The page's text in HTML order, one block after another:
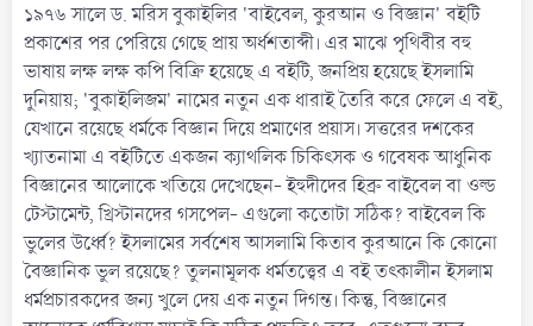
১৯৭৬ সালে ড. মরিস বুকাইলির 'বাইবেল, কুরআন ও বিজ্ঞান' বইটি
প্রকাশের পর পেরিয়ে গেছে প্রায় অর্ধশতাব্দী। এর মাঝে পৃথিবীর বহু
ভাষায় লক্ষ লক্ষ কপি বিক্রি হয়েছে এ বইটি, জনপ্রিয় হয়েছে ইসলামি
দুনিয়ায়; 'বুকাইলিজম' নামের নতুন এক ধারাই তৈরি করে ফেলে এ বই,
যেখানে রয়েছে ধর্মকে বিজ্ঞান দিয়ে প্রমাণের প্রয়াস। সত্তরের দশকের
খ্যাতনামা এ বইটিতে একজন ক্যাথলিক চিকিৎসক ও গবেষক আধুনিক
বিজ্ঞানের আলোকে খতিয়ে দেখেছেন- ইহুদীদের হিব্রু বাইবেল বা ওল্ড
টেস্টামেন্ট, খ্রিস্টানদের গসপেল- এগুলো কতোটা সঠিক? বাইবেল কি
ভুলের উর্ধ্বে? ইসলামের সর্বশেষ আসলামি কিতাব কুরআনে কি কোনো
বৈজ্ঞানিক ভুল রয়েছে? তুলনামূলক ধর্মতত্ত্বের এ বই তৎকালীন ইসলাম
ধর্মপ্রচারকদের জন্য খুলে দেয় এক নতুন দিগন্ত। কিন্তু, বিজ্ঞানের